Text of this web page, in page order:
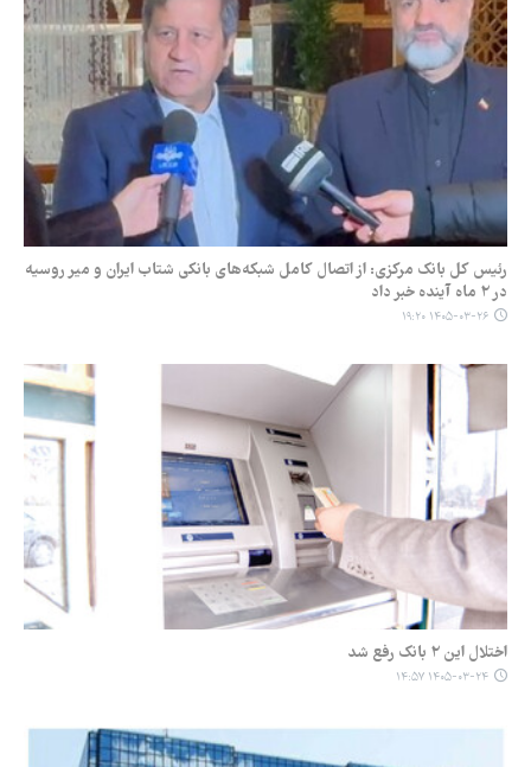
رئیس کل بانک مرکزی: از اتصال کامل شبکه‌های بانکی شتاب ایران و میر روسیه
در ۲ ماه آینده خبر داد
۱۴۰۵-۰۳-۲۶ ۱۹:۲۰
اختلال این ۲ بانک رفع شد
۱۴۰۵-۰۳-۲۴ ۱۴:۵۷